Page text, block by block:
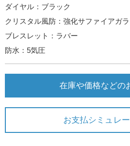
ダイヤル：ブラック
クリスタル風防：強化サファイアガラ
ブレスレット：ラバー
防水：5気圧
在庫や価格などの
お支払シミュレ